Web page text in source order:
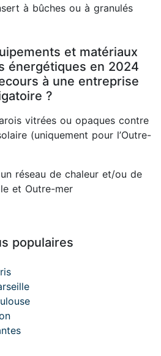
à bûches ou à granulés
et matériaux
énergétiques en 2024
à une entreprise
?
vitrées ou opaques contre
(uniquement pour l’Outre-
réseau de chaleur et/ou de
et Outre-mer
populaires